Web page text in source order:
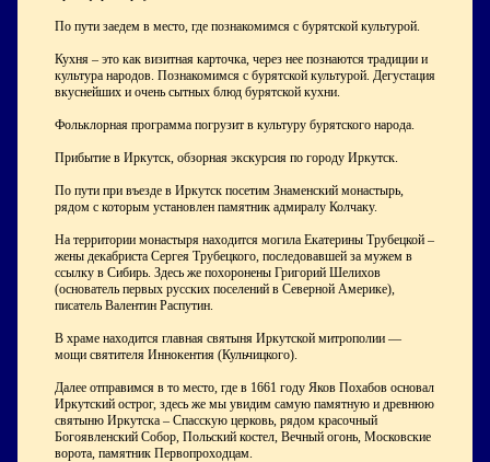
По пути заедем в место, где познакомимся с бурятской культурой.
Кухня – это как визитная карточка, через нее познаются традиции и
культура народов. Познакомимся с бурятской культурой. Дегустация
вкуснейших и очень сытных блюд бурятской кухни.
Фольклорная программа погрузит в культуру бурятского народа.
Прибытие в Иркутск, обзорная экскурсия по городу Иркутск.
По пути при въезде в Иркутск посетим Знаменский монастырь,
рядом с которым установлен памятник адмиралу Колчаку.
На территории монастыря находится могила Екатерины Трубецкой –
жены декабриста Сергея Трубецкого, последовавшей за мужем в
ссылку в Сибирь. Здесь же похоронены Григорий Шелихов
(основатель первых русских поселений в Северной Америке),
писатель Валентин Распутин.
В храме находится главная святыня Иркутской митрополии —
мощи святителя Иннокентия (Кульчицкого).
Далее отправимся в то место, где в 1661 году Яков Похабов основал
Иркутский острог, здесь же мы увидим самую памятную и древнюю
святыню Иркутска – Спасскую церковь, рядом красочный
Богоявленский Собор, Польский костел, Вечный огонь, Московские
ворота, памятник Первопроходцам.